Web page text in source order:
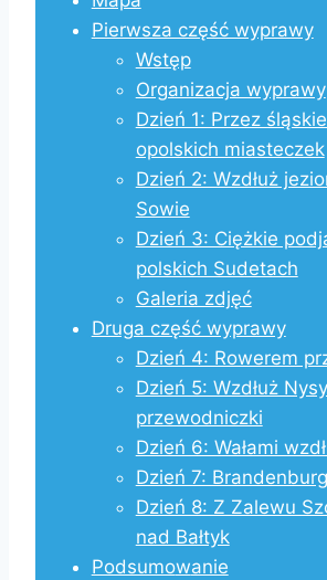
Pierwsza część wyprawy
Wstęp
Organizacja wyprawy
Dzień 1: Przez
opolskich miasteczek
Dzień 2: Wzdłuż
Sowie
Dzień 3: Ciężkie
polskich Sudetach
Galeria zdjęć
Druga część wyprawy
Dzień 4: Rowerem
Dzień 5: Wzdłuż
przewodniczki
Dzień 6: Wałami
Dzień 7:
Dzień 8: Z Zalewu
nad Bałtyk
Podsumowanie